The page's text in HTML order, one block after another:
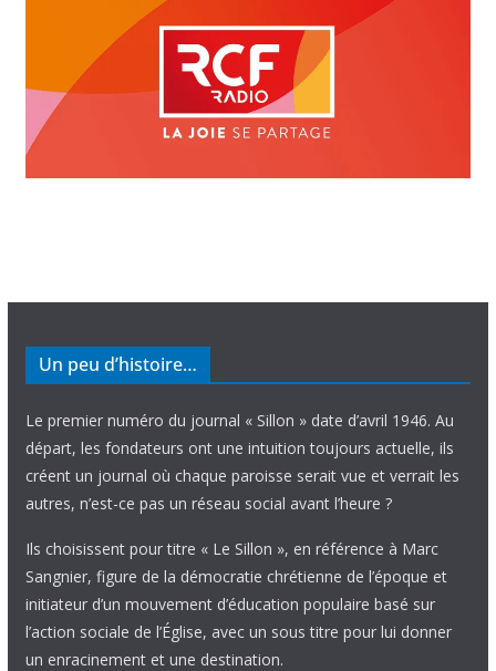
Un peu d’histoire…
Le premier numéro du journal « Sillon » date d’avril 1946. Au
départ, les fondateurs ont une intuition toujours actuelle, ils
créent un journal où chaque paroisse serait vue et verrait les
autres, n’est-ce pas un réseau social avant l’heure ?
Ils choisissent pour titre « Le Sillon », en référence à Marc
Sangnier, figure de la démocratie chrétienne de l’époque et
initiateur d’un mouvement d’éducation populaire basé sur
l’action sociale de l’Église, avec un sous titre pour lui donner
un enracinement et une destination.